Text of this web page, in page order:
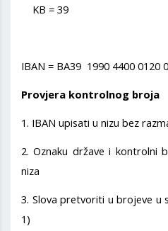
KB = 39
IBAN = BA39 1990 4400 0120
Provjera kontrolnog broja
1. IBAN upisati u nizu bez
2. Oznaku države i kontrolni
niza
3. Slova pretvoriti u brojeve u
1)